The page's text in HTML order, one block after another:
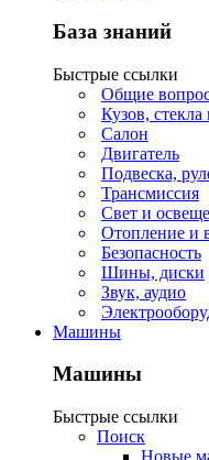
База знаний
Быстрые ссылки
Общие
Кузов, стекла
Салон
Двигатель
Подвеска,
Трансмиссия
Свет и
Отопление и
Безопасность
Шины, диски
Звук, аудио
Машины
Машины
Быстрые ссылки
Поиск
Новые